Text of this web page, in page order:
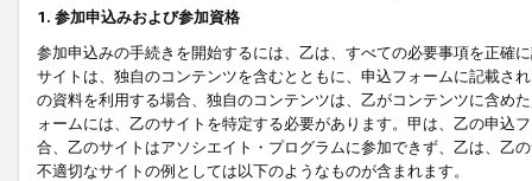
1. 参加申込みおよび参加資格
参加申込みの手続きを開始するには、乙は、すべての必要事項を正確
サイトは、独自のコンテンツを含むとともに、申込フォームに記載さ
の資料を利用する場合、独自のコンテンツは、乙がコンテンツに含め
ォームには、乙のサイトを特定する必要があります。甲は、乙の申込
合、乙のサイトはアソシエイト・プログラムに参加できず、乙は、乙
不適切なサイトの例としては以下のようなものが含まれます。